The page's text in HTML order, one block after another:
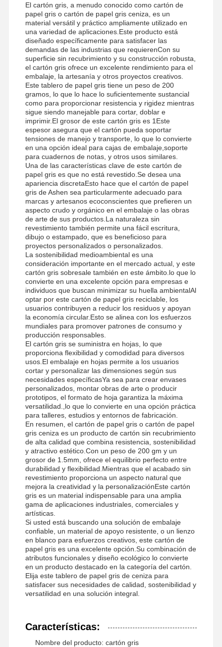
Hogar Productos Los Videos
Sobre
Nosotros
Fábrica
Calidad
El cartón gris, a menudo conocido como cartón de
papel gris o cartón de papel gris ceniza, es un
material versátil y práctico ampliamente utilizado en
una variedad de aplicaciones.Este producto está
diseñado específicamente para satisfacer las
demandas de las industrias que requierenCon su
superficie sin recubrimiento y su construcción robusta,
el cartón gris ofrece un excelente rendimiento para el
embalaje, la artesanía y otros proyectos creativos.
Este tablero de papel gris tiene un peso de 200
gramos, lo que lo hace lo suficientemente sustancial
como para proporcionar resistencia y rigidez mientras
sigue siendo manejable para cortar, doblar e
imprimir.El grosor de este cartón gris es 1Este
espesor asegura que el cartón pueda soportar
tensiones de manejo y transporte, lo que lo convierte
en una opción ideal para cajas de embalaje,soporte
para cuadernos de notas, y otros usos similares.
Una de las características clave de este cartón de
papel gris es que no está revestido.Se desea una
apariencia discretaEsto hace que el cartón de papel
gris de Ashen sea particularmente adecuado para
marcas y artesanos ecoconscientes que prefieren un
aspecto crudo y orgánico en el embalaje o las obras
de arte de sus productos.La naturaleza sin
revestimiento también permite una fácil escritura,
dibujo o estampado, que es beneficioso para
proyectos personalizados o personalizados.
La sostenibilidad medioambiental es una
consideración importante en el mercado actual, y este
cartón gris sobresale también en este ámbito.lo que lo
convierte en una excelente opción para empresas e
individuos que buscan minimizar su huella ambientalAl
optar por este cartón de papel gris reciclable, los
usuarios contribuyen a reducir los residuos y apoyan
la economía circular.Esto se alinea con los esfuerzos
mundiales para promover patrones de consumo y
producción responsables.
El cartón gris se suministra en hojas, lo que
proporciona flexibilidad y comodidad para diversos
usos.El embalaje en hojas permite a los usuarios
cortar y personalizar las dimensiones según sus
necesidades específicasYa sea para crear envases
personalizados, montar obras de arte o producir
prototipos, el formato de hoja garantiza la máxima
versatilidad.,lo que lo convierte en una opción práctica
para talleres, estudios y entornos de fabricación.
En resumen, el cartón de papel gris o cartón de papel
gris ceniza es un producto de cartón sin recubrimiento
de alta calidad que combina resistencia, sostenibilidad
y atractivo estético.Con un peso de 200 gm y un
grosor de 1.5mm, ofrece el equilibrio perfecto entre
durabilidad y flexibilidad.Mientras que el acabado sin
revestimiento proporciona un aspecto natural que
mejora la creatividad y la personalizaciónEste cartón
gris es un material indispensable para una amplia
gama de aplicaciones industriales, comerciales y
artísticas.
Si usted está buscando una solución de embalaje
confiable, un material de apoyo resistente, o un lienzo
en blanco para esfuerzos creativos, este cartón de
papel gris es una excelente opción.Su combinación de
atributos funcionales y diseño ecológico lo convierte
en un producto destacado en la categoría del cartón.
Elija este tablero de papel gris de ceniza para
satisfacer sus necesidades de calidad, sostenibilidad y
versatilidad en una solución integral.
Características:
Nombre del producto: cartón gris